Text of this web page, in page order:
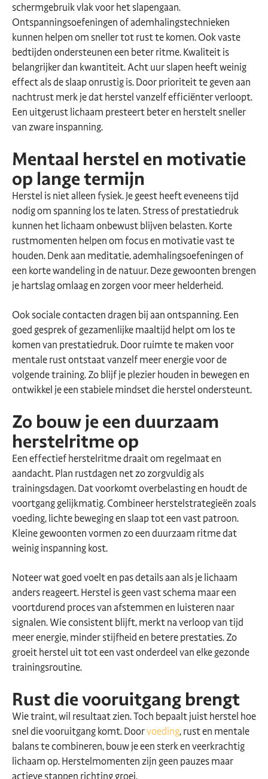
schermgebruik vlak voor het slapengaan.
Ontspanningsoefeningen of ademhalingstechnieken
kunnen helpen om sneller tot rust te komen. Ook vaste
bedtijden ondersteunen een beter ritme. Kwaliteit is
belangrijker dan kwantiteit. Acht uur slapen heeft weinig
effect als de slaap onrustig is. Door prioriteit te geven aan
nachtrust merk je dat herstel vanzelf efficiënter verloopt.
Een uitgerust lichaam presteert beter en herstelt sneller
van zware inspanning.
Mentaal herstel en motivatie
op lange termijn
Herstel is niet alleen fysiek. Je geest heeft eveneens tijd
nodig om spanning los te laten. Stress of prestatiedruk
kunnen het lichaam onbewust blijven belasten. Korte
rustmomenten helpen om focus en motivatie vast te
houden. Denk aan meditatie, ademhalingsoefeningen of
een korte wandeling in de natuur. Deze gewoonten brengen
je hartslag omlaag en zorgen voor meer helderheid.
Ook sociale contacten dragen bij aan ontspanning. Een
goed gesprek of gezamenlijke maaltijd helpt om los te
komen van prestatiedruk. Door ruimte te maken voor
mentale rust ontstaat vanzelf meer energie voor de
volgende training. Zo blijf je plezier houden in bewegen en
ontwikkel je een stabiele mindset die herstel ondersteunt.
Zo bouw je een duurzaam
herstelritme op
Een effectief herstelritme draait om regelmaat en
aandacht. Plan rustdagen net zo zorgvuldig als
trainingsdagen. Dat voorkomt overbelasting en houdt de
voortgang gelijkmatig. Combineer herstelstrategieën zoals
voeding, lichte beweging en slaap tot een vast patroon.
Kleine gewoonten vormen zo een duurzaam ritme dat
weinig inspanning kost.
Noteer wat goed voelt en pas details aan als je lichaam
anders reageert. Herstel is geen vast schema maar een
voortdurend proces van afstemmen en luisteren naar
signalen. Wie consistent blijft, merkt na verloop van tijd
meer energie, minder stijfheid en betere prestaties. Zo
groeit herstel uit tot een vast onderdeel van elke gezonde
trainingsroutine.
Rust die vooruitgang brengt
Wie traint, wil resultaat zien. Toch bepaalt juist herstel hoe
snel die vooruitgang komt. Doorvoeding, rust en mentale
balans te combineren, bouw je een sterk en veerkrachtig
lichaam op. Herstelmomenten zijn geen pauzes maar
actieve stappen richting groei.